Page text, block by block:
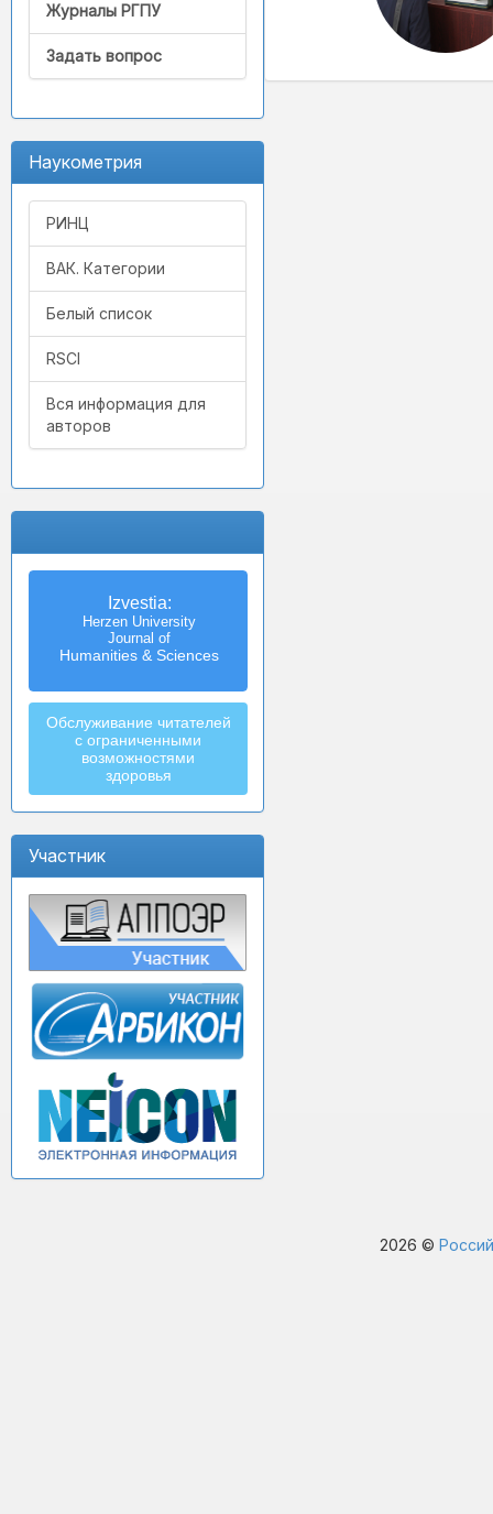
Журналы РГПУ
Задать вопрос
Наукометрия
РИНЦ
ВАК. Категории
Белый список
RSCI
Вся информация для
авторов
Izvestia:
Herzen University
Journal of
Humanities & Sciences
Обслуживание читателей
с ограниченными
возможностями
здоровья
Участник
2026 ©